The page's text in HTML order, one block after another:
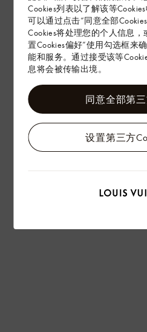
Cookies列表以了解该等
可以通过点击“同意全部
Cookies将处理您的个人信息
置Cookies偏好”使用勾选框来
能和服务。通过接受该等
息将会被传输出境。
设置第三方
同意全部第
配送 & 退货
赠礼